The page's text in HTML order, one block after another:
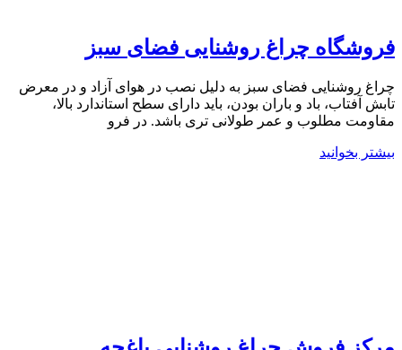
فروشگاه چراغ روشنایی فضای سبز
چراغ روشنایی فضای سبز به دلیل نصب در هوای آزاد و در معرض
تابش آفتاب، باد و باران بودن، باید دارای سطح استاندارد بالا،
مقاومت مطلوب و عمر طولانی تری باشد. در فرو
بیشتر بخوانید